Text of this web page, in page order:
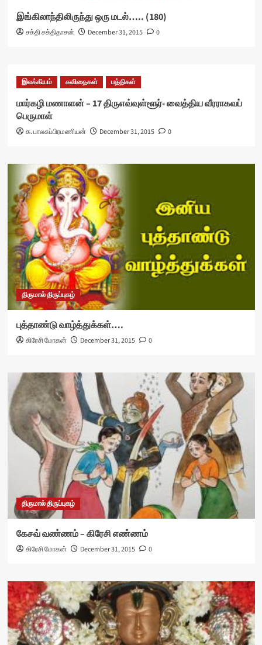
இங்கிலாந்திலிருந்து ஒரு மடல்….. (180)
சக்தி சக்திதாசன் December 31, 2015 0
இலக்கியம் கவிதைகள் பத்திகள்
மார்கழி மணாளன் – 17 திருஎவ்வுள்ளூர்- வைத்திய வீரராகவப்
பெருமாள்
க. பாலசுப்பிரமணியன் December 31, 2015 0
திருமால் திருப்புகழ்
புத்தாண்டு வாழ்த்துக்கள்….
கிரேசி மோகன் December 31, 2015 0
திருமால் திருப்புகழ்
கேசவ் வண்ணம் – கிரேசி எண்ணம்
கிரேசி மோகன் December 31, 2015 0